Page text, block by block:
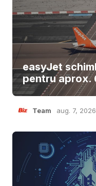
easyJet
pentru aprox.
Team aug. 7, 2026